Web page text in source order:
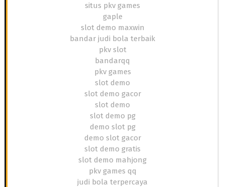
situs pkv games
gaple
slot demo maxwin
bandar judi bola terbaik
pkv slot
bandarqq
pkv games
slot demo
slot demo gacor
slot demo
slot demo pg
demo slot pg
demo slot gacor
slot demo gratis
slot demo mahjong
pkv games qq
judi bola terpercaya